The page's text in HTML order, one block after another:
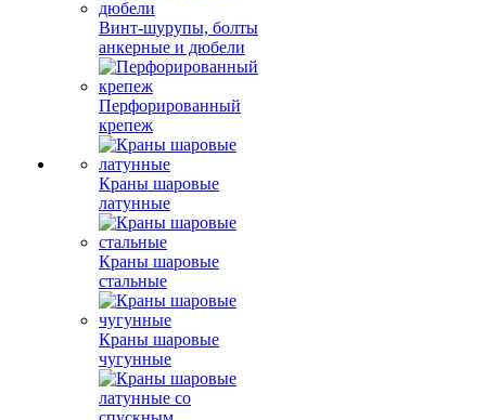
Винт-шурупы, болты
анкерные и дюбели
Перфорированный
крепеж
Краны шаровые
латунные
Краны шаровые
стальные
Краны шаровые
чугунные